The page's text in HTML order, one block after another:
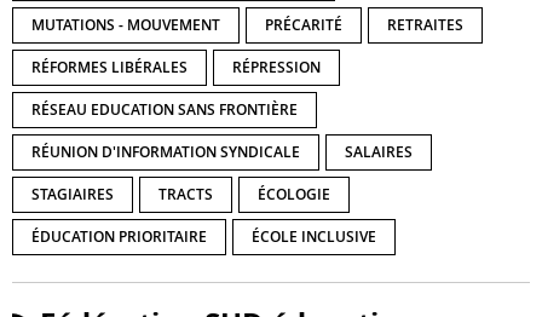
MUTATIONS - MOUVEMENT PRÉCARITÉ RETRAITES
RÉFORMES LIBÉRALES RÉPRESSION
RÉSEAU EDUCATION SANS FRONTIÈRE
RÉUNION D'INFORMATION SYNDICALE SALAIRES
STAGIAIRES TRACTS ÉCOLOGIE
ÉDUCATION PRIORITAIRE ÉCOLE INCLUSIVE